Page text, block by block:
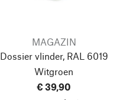
MAGAZIN
Dossier vlinder, RAL 6019
Witgroen
€ 39,90